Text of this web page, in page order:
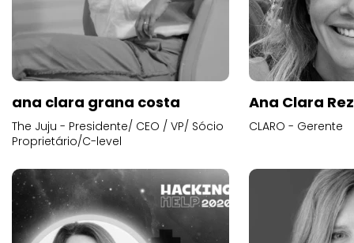
ana clara grana costa
The Juju - Presidente/ CEO / VP/ Sócio
Proprietário/C-level
Ana Clara
CLARO - Gerente